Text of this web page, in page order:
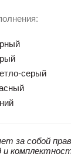
серый
за собой